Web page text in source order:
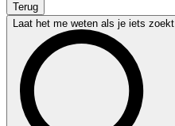
Terug
Laat het me weten als je iets zoekt